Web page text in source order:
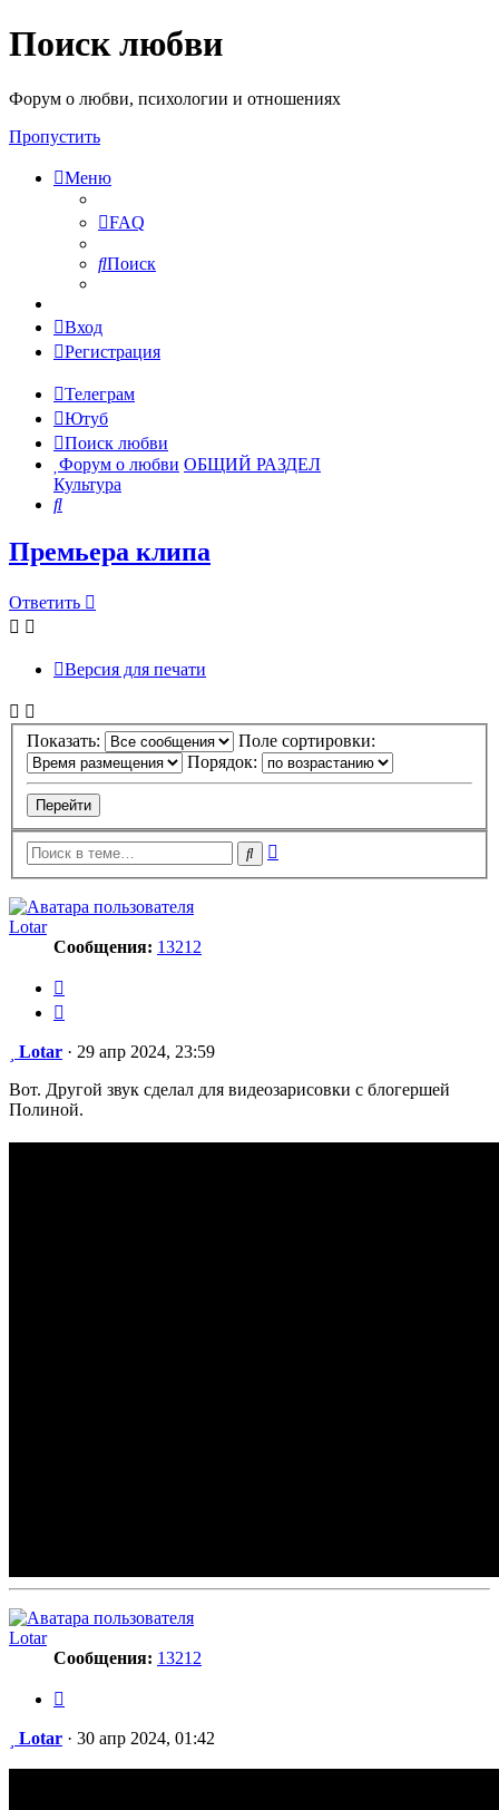
Поиск любви
Форум о любви, психологии и отношениях
Пропустить
Меню
FAQ
Поиск
Вход
Регистрация
Телеграм
Ютуб
Поиск любви
Форум о любви ОБЩИЙ РАЗДЕЛ
Культура
Поиск
Премьера клипа
Ответить
Версия для печати
Показать:
Поле сортировки:
Порядок:
Поиск
Lotar
Сообщения: 13212
Сообщение
Lotar · 29 апр 2024, 23:59
Вот. Другой звук сделал для видеозарисовки с блогершей
Полиной.
Lotar
Сообщения: 13212
Сообщение
Lotar · 30 апр 2024, 01:42